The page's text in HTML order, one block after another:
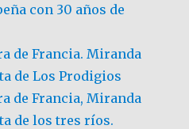
con 30 años de
de Francia. Miranda
de Los Prodigios
de Francia, Miranda
de los tres ríos.